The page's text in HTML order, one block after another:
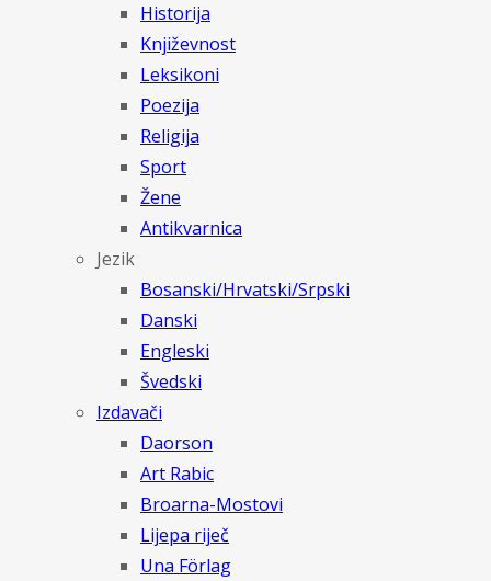
Historija
Književnost
Leksikoni
Poezija
Religija
Sport
Žene
Antikvarnica
Jezik
Bosanski/Hrvatski/Srpski
Danski
Engleski
Švedski
Izdavači
Daorson
Art Rabic
Broarna-Mostovi
Lijepa riječ
Una Förlag